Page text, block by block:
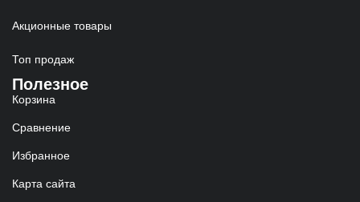
Акционные товары
Топ продаж
Полезное
Корзина
Сравнение
Избранное
Карта сайта